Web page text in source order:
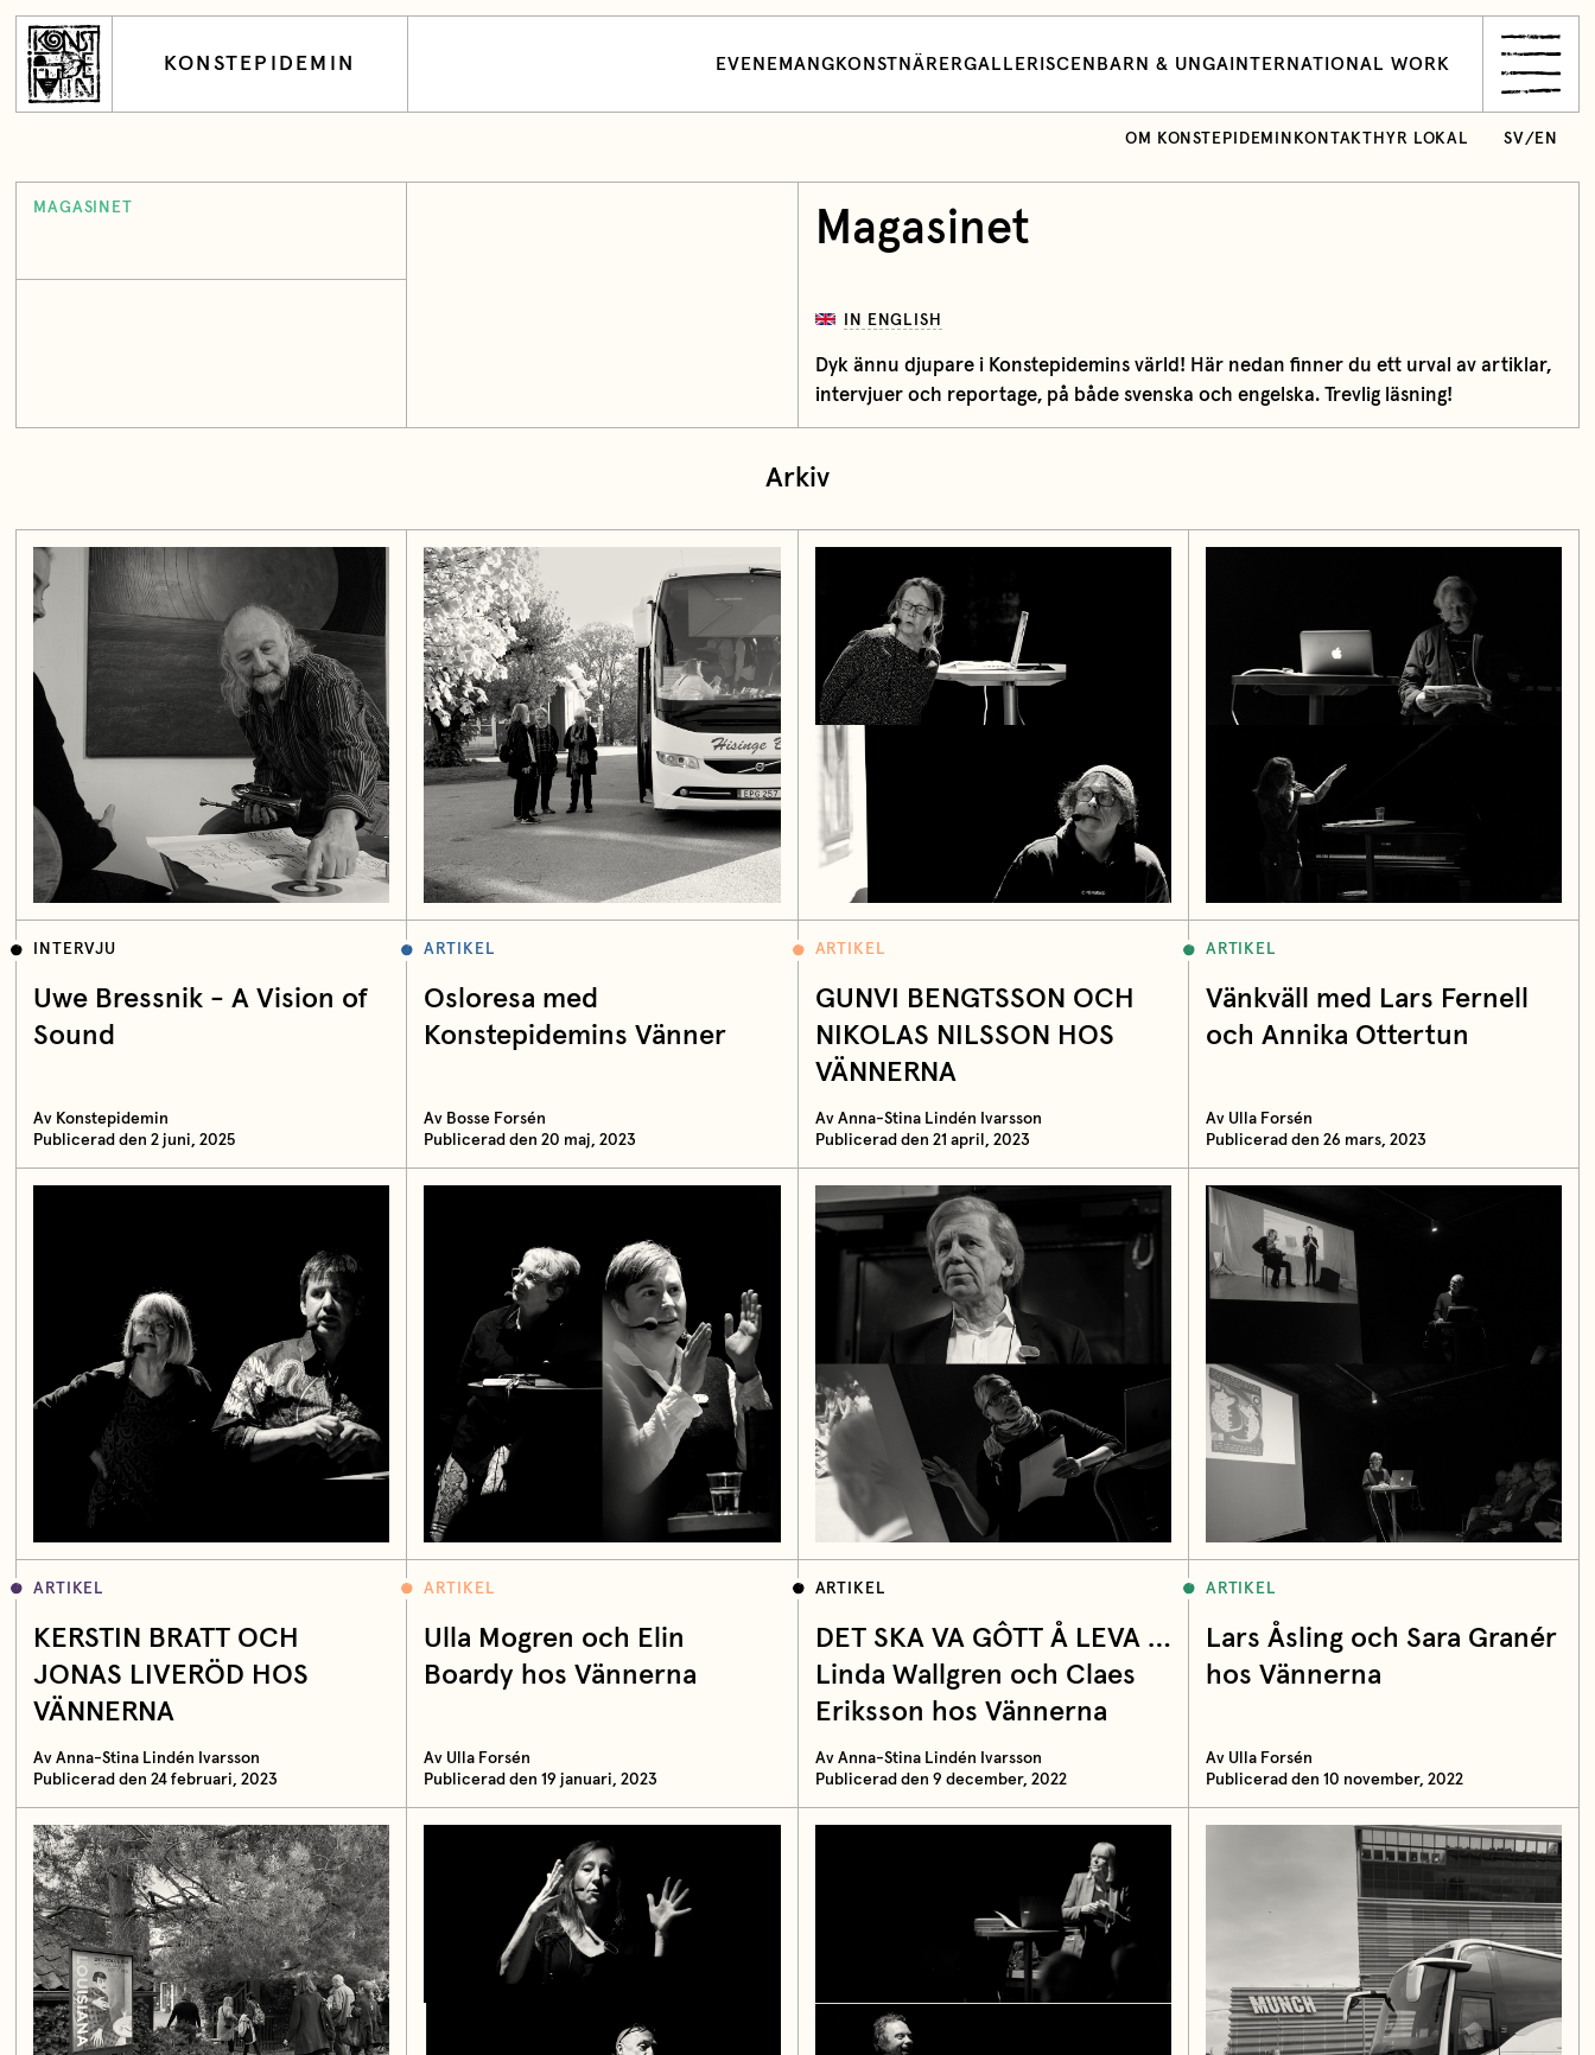
KONSTEPIDEMIN EVENEMANG KONSTNÄRERGALLERI SCEN BARN & UNGA INTERNATIONAL WORK
OM KONSTEPIDEMIN KONTAKT HYR LOKAL SV/ EN
MAGASINET Magasinet
IN ENGLISH
Dyk ännu djupare i Konstepidemins värld! Här nedan finner du ett urval av artiklar,
intervjuer och reportage, på både svenska och engelska. Trevlig läsning!
Arkiv
INTERVJU
Uwe Bressnik - A Vision of
Sound
Av Konstepidemin
Publicerad den 2 juni, 2025
ARTIKEL
Osloresa med
Konstepidemins Vänner
Av Bosse Forsén
Publicerad den 20 maj, 2023
ARTIKEL
GUNVI BENGTSSON OCH
NIKOLAS NILSSON HOS
VÄNNERNA
Av Anna-Stina Lindén Ivarsson
Publicerad den 21 april, 2023
ARTIKEL
Vänkväll med Lars Fernell
och Annika Ottertun
Av Ulla Forsén
Publicerad den 26 mars, 2023
ARTIKEL
KERSTIN BRATT OCH
JONAS LIVERÖD HOS
VÄNNERNA
Av Anna-Stina Lindén Ivarsson
Publicerad den 24 februari, 2023
ARTIKEL
Ulla Mogren och Elin
Boardy hos Vännerna
Av Ulla Forsén
Publicerad den 19 januari, 2023
ARTIKEL
DET SKA VA GÔTT Å LEVA …
Linda Wallgren och Claes
Eriksson hos Vännerna
Av Anna-Stina Lindén Ivarsson
Publicerad den 9 december, 2022
ARTIKEL
Lars Åsling och Sara Granér
hos Vännerna
Av Ulla Forsén
Publicerad den 10 november, 2022